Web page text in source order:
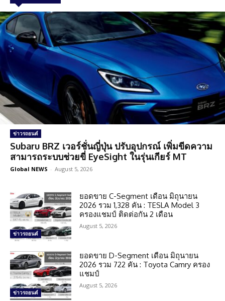
ข่าวรถยนต์
Subaru BRZ เวอร์ชั่นญี่ปุ่น ปรับอุปกรณ์ เพิ่มขีดความ
สามารถระบบช่วยขี่ EyeSight ในรุ่นเกียร์ MT
Global NEWS - August 5, 2026
ข่าวรถยนต์
ยอดขาย C-Segment เดือน มิถุนายน
2026 รวม 1,328 คัน : TESLA Model 3
ครองแชมป์ ติดต่อกัน 2 เดือน
August 5, 2026
ข่าวรถยนต์
ยอดขาย D-Segment เดือน มิถุนายน
2026 รวม 722 คัน : Toyota Camry ครอง
แชมป์
August 5, 2026